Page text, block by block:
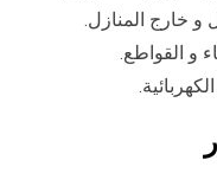
و خارج المنازل.
و القواطع.